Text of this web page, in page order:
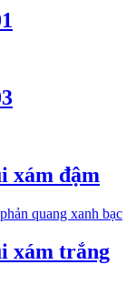
xám đậm
xám trắng